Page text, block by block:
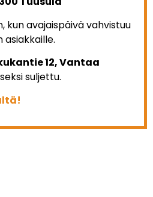
kun avajaispäivä vahvistuu
12, Vantaa
suljettu.